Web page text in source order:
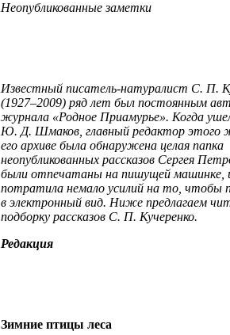
Неопубликованные заметки
Известный писатель-натуралист С. П.
(1927–2009) ряд лет был постоянным
журнала «Родное Приамурье». Когда
Ю. Д. Шмаков, главный редактор этого
его архиве была обнаружена целая папка
неопубликованных рассказов Сергея
были отпечатаны на пишущей машинке,
потратила немало усилий на то, чтобы
в электронный вид. Ниже предлагаем
подборку рассказов С. П. Кучеренко.
Редакция
Зимние птицы леса